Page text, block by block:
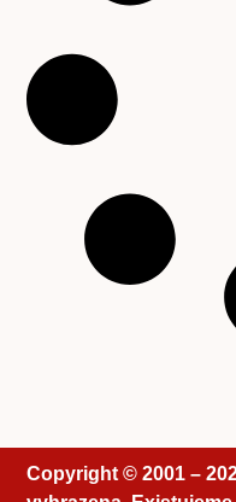
Copyright © 2001 –